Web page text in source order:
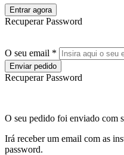
Entrar agora
Recuperar Password
O seu email *
Enviar pedido
Recuperar Password
O seu pedido foi enviado com
Irá receber um email com as
password.